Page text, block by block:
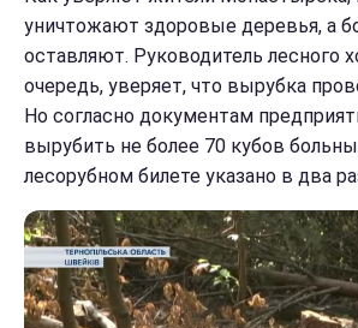
уничтожают здоровые деревья, а
оставляют. Руководитель лесного
очередь, уверяет, что вырубка
Но согласно документам
вырубить не более 70 кубов
лесорубном билете указано в два